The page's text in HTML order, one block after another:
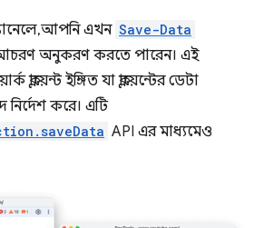
আপনি এখন Save-Data
অনুকরণ করতে পারেন। এই
ক্লায়েন্ট ইঙ্গিত যা ক্লায়েন্টের ডেটা
নির্দেশ করে। এটি
API এর মাধ্যমেও